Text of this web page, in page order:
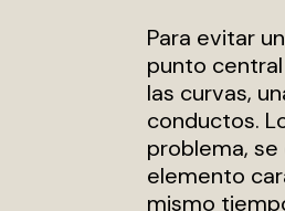
Para evitar
punto
las curvas,
conductos.
problema,
elemento
mismo